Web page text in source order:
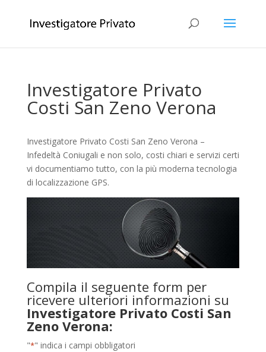
Investigatore Privato
Costi San Zeno Verona
Investigatore Privato Costi San Zeno Verona –
Infedeltà Coniugali e non solo, costi chiari e servizi certi
vi documentiamo tutto, con la più moderna tecnologia
di localizzazione GPS.
Compila il seguente form per
ricevere ulteriori informazioni su
Investigatore Privato Costi San
Zeno Verona:
"*" indica i campi obbligatori